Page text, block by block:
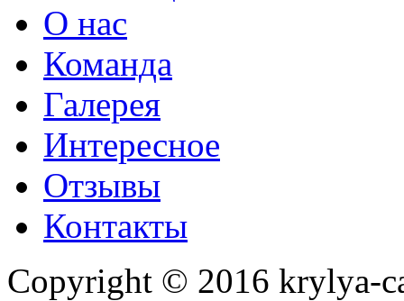
О нас
Команда
Галерея
Интересное
Отзывы
Контакты
Copyright © 2016 krylya-